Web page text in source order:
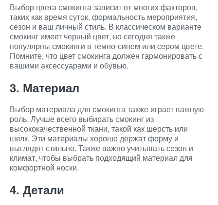
Выбор цвета смокинга зависит от многих факторов,
таких как время суток, формальность мероприятия,
сезон и ваш личный стиль. В классическом варианте
смокинг имеет черный цвет, но сегодня также
популярны смокинги в темно-синем или сером цвете.
Помните, что цвет смокинга должен гармонировать с
вашими аксессуарами и обувью.
3. Материал
Выбор материала для смокинга также играет важную
роль. Лучше всего выбирать смокинг из
высококачественной ткани, такой как шерсть или
шелк. Эти материалы хорошо держат форму и
выглядят стильно. Также важно учитывать сезон и
климат, чтобы выбрать подходящий материал для
комфортной носки.
4. Детали